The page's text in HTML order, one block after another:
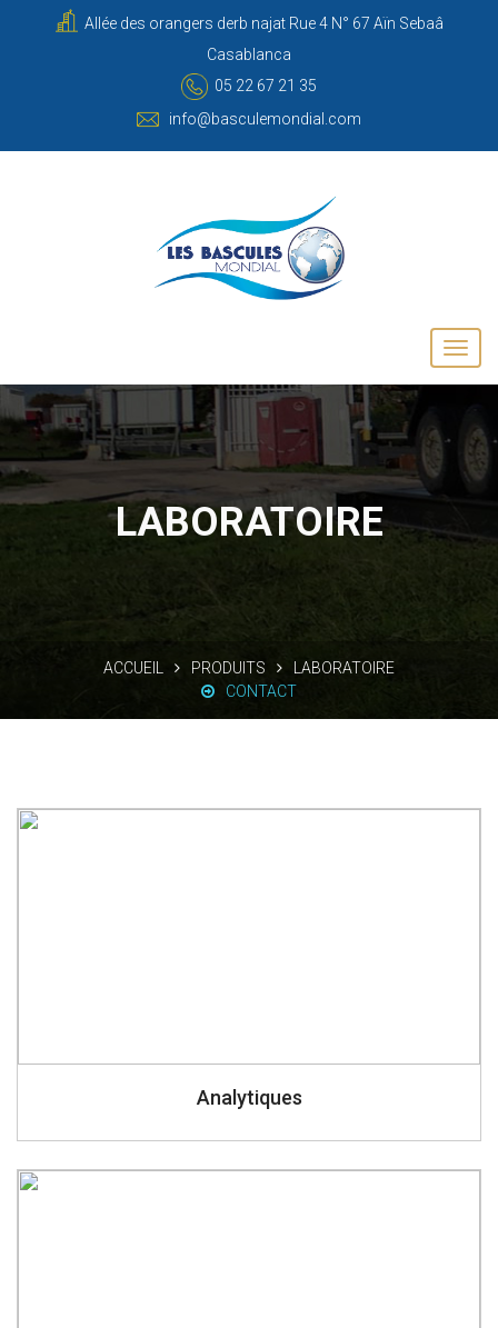
Allée des orangers derb najat Rue 4 N° 67 Aïn Sebaâ
Casablanca
05 22 67 21 35
info@basculemondial.com
LABORATOIRE
ACCUEIL PRODUITS
LABORATOIRE
CONTACT
Analytiques